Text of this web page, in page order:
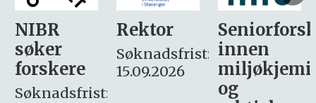
Rektor
Søknadsfrist:
15.09.2026
Seniorforsker
innen
miljøkjemi
søker
– fast